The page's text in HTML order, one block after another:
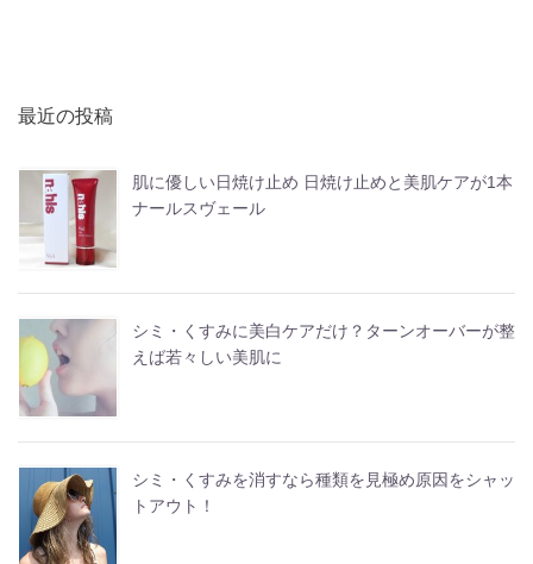
最近の投稿
肌に優しい日焼け止め 日焼け止めと美肌ケアが1本
ナールスヴェール
シミ・くすみに美白ケアだけ？ターンオーバーが整
えば若々しい美肌に
シミ・くすみを消すなら種類を見極め原因をシャッ
トアウト！